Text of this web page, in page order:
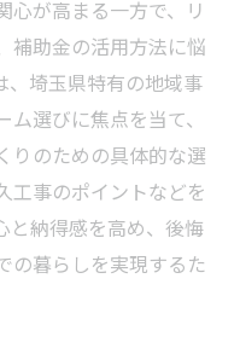
心が高まる一方で、リ
補助金の活用方法に悩
、埼玉県特有の地域事
選びに焦点を当て、
りのための具体的な選
工事のポイントなどを
と納得感を高め、後悔
の暮らしを実現するた